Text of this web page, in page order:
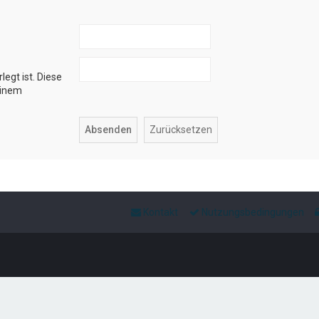
ist. Diese
Nutzungsbedingungen
Kontakt